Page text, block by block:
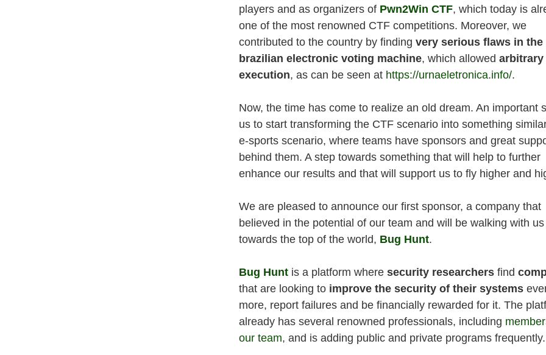
players and as organizers of Pwn2Win CTF, which today is
one of the most renowned CTF competitions. Moreover, we
contributed to the country by finding very serious flaws in the
brazilian electronic voting machine, which allowed arbitrary
execution, as can be seen at https://urnaeletronica.info/.
Now, the time has come to realize an old dream. An important
us to start transforming the CTF scenario into something
e-sports scenario, where teams have sponsors and great
behind them. A step towards something that will help to further
enhance our results and that will support us to fly higher and
We are pleased to announce our first sponsor, a company that
believed in the potential of our team and will be walking with us
towards the top of the world, Bug Hunt.
Bug Hunt is a platform where security researchers find
that are looking to improve the security of their systems
more, report failures and be financially rewarded for it. The
already has several renowned professionals, including
our team, and is adding public and private programs frequently.